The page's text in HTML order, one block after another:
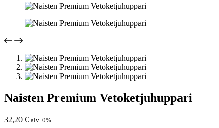
Naisten Premium Vetoketjuhuppari
32,20 € alv. 0%